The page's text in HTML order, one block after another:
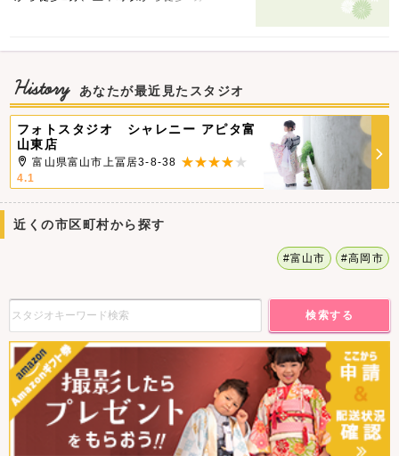
History あなたが最近見たスタジオ
フォトスタジオ シャレニー アピタ富
山東店
富山県富山市上冨居3-8-38
4.1
近くの市区町村から探す
#富山市 #高岡市
検索する